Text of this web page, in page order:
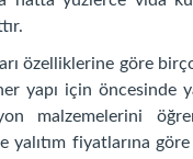
özelliklerine göre
yapı için öncesinde
malzemelerini
yalıtım fiyatlarına göre